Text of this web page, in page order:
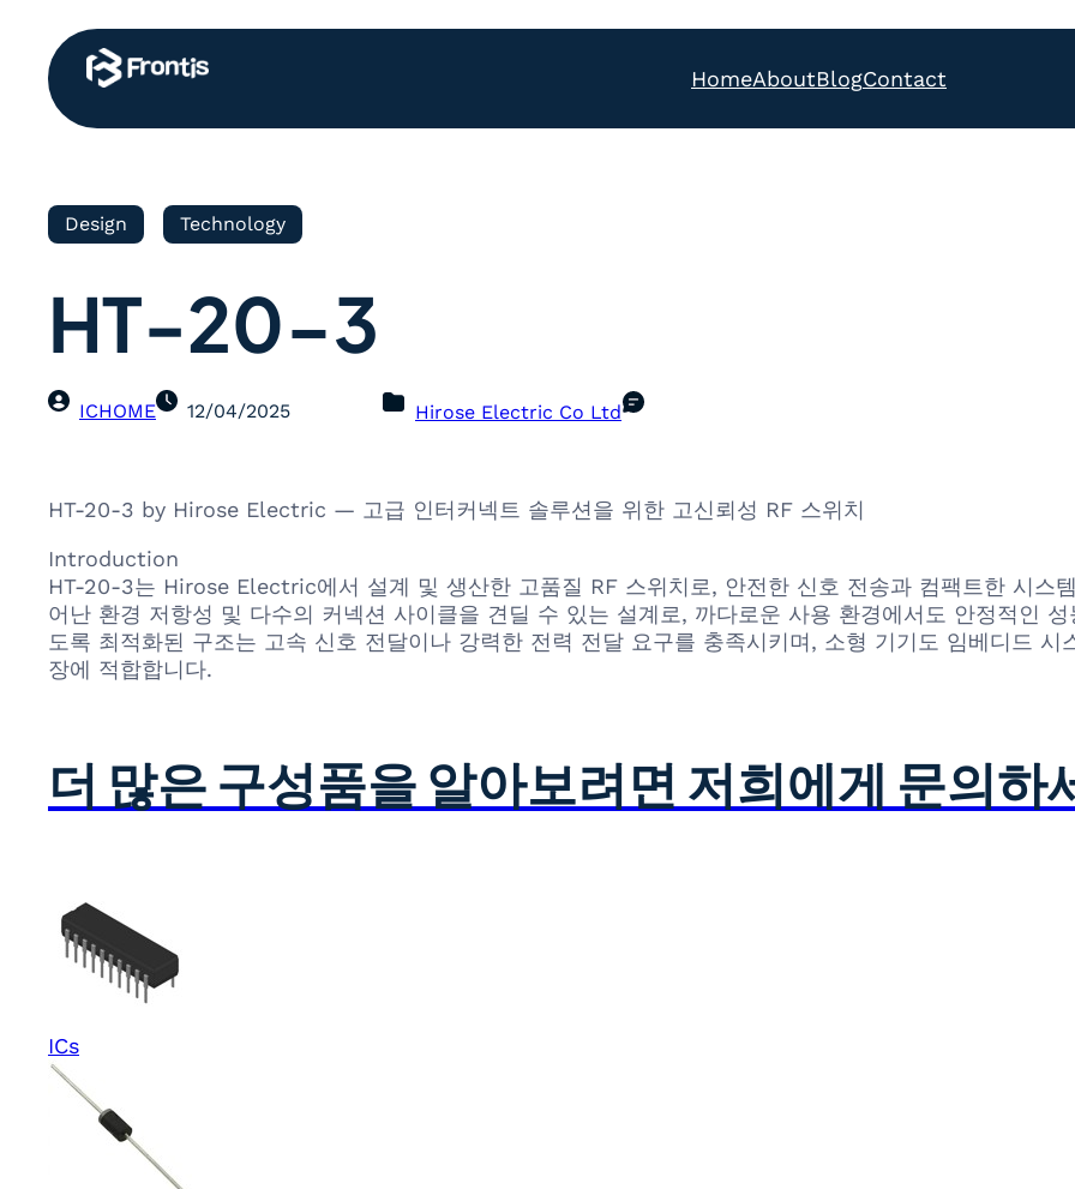
HomeAboutBlogContact
Design Technology
HT-20-3
ICHOME 12/04/2025 Hirose Electric Co Ltd
HT-20-3 by Hirose Electric — 고급 인터커넥트 솔루션을 위한 고신뢰성 RF 스위치
Introduction
HT-20-3는 Hirose Electric에서 설계 및 생산한 고품질 RF 스위치로, 안전한 신호 전송과 컴팩트한 시스
어난 환경 저항성 및 다수의 커넥션 사이클을 견딜 수 있는 설계로, 까다로운 사용 환경에서도 안정적인
도록 최적화된 구조는 고속 신호 전달이나 강력한 전력 전달 요구를 충족시키며, 소형 기기도 임베디드
장에 적합합니다.
더 많은 구성품을 알아보려면 저희에게 문의하
ICs